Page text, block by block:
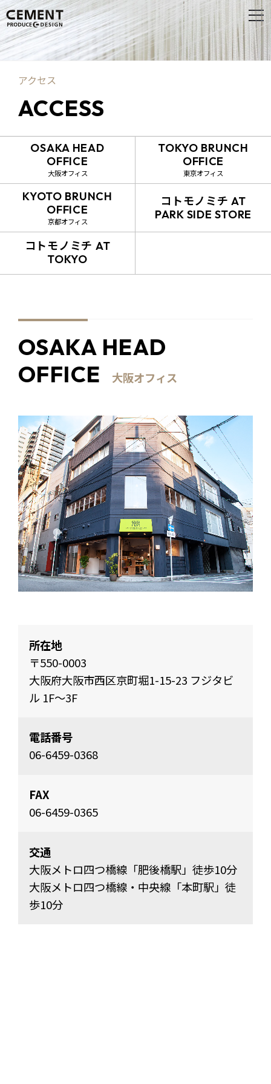
アクセス
ACCESS
OSAKA HEAD
OFFICE
大阪オフィス
TOKYO BRUNCH
OFFICE
東京オフィス
KYOTO BRUNCH
OFFICE
京都オフィス
コトモノミチ AT
PARK SIDE STORE
コトモノミチ AT
TOKYO
OSAKA HEAD
OFFICE
大阪オフィス
所在地
〒550-0003
大阪府大阪市西区京町堀1-15-23 フジタビ
ル 1F〜3F
電話番号
06-6459-0368
FAX
06-6459-0365
交通
大阪メトロ四つ橋線「肥後橋駅」徒歩10分
大阪メトロ四つ橋線・中央線「本町駅」徒
歩10分